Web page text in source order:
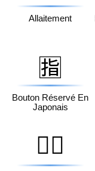
Allaitement
🈯
Bouton Réservé En
Japonais
💇‍♀️